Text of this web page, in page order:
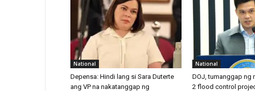
National
Depensa: Hindi lang si Sara Duterte
ang VP na nakatanggap ng
National
DOJ, tumanggap ng
2 flood control